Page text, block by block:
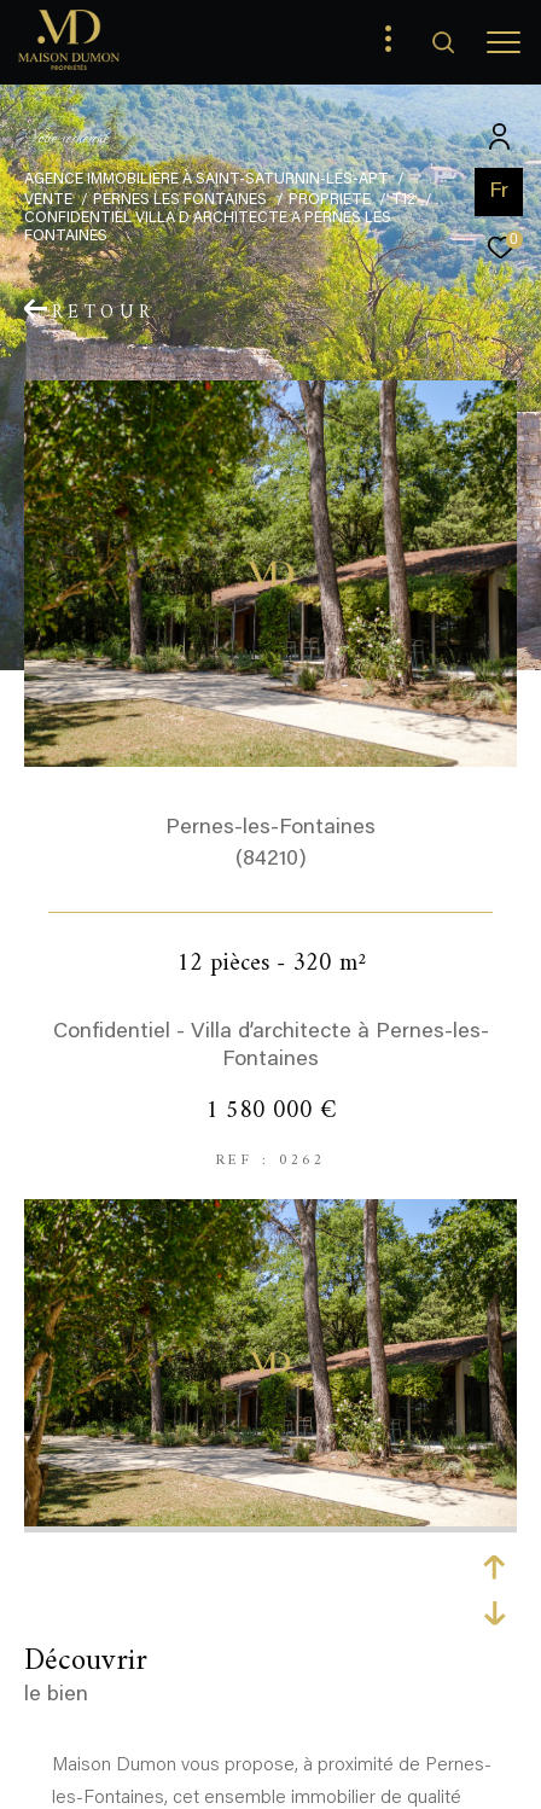
Fr
0
Votrerecherche
AGENCE IMMOBILIÈRE À SAINT-SATURNIN-LÉS-APT
VENTE
PERNES LES FONTAINES PROPRIETE
T12
CONFIDENTIEL VILLA D ARCHITECTE A PERNES LES
FONTAINES
RETOUR
Pernes-les-Fontaines
(84210)
12 pièces - 320 m²
Confidentiel - Villa d’architecte à Pernes-les-
Fontaines
1 580 000 €
REF : 0262
découvrir
le bien
Maison Dumon vous propose, à proximité de Pernes-
les-Fontaines, cet ensemble immobilier de qualité